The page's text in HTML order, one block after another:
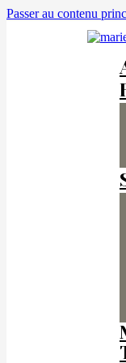
Passer au contenu